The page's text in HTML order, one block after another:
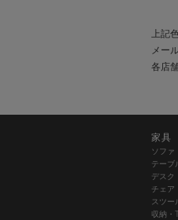
上記
メー
各店
家具
ソファ
テーブ
デスク
チェア
スツー
収納・